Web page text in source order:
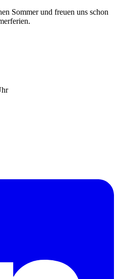
Sommer und freuen uns schon